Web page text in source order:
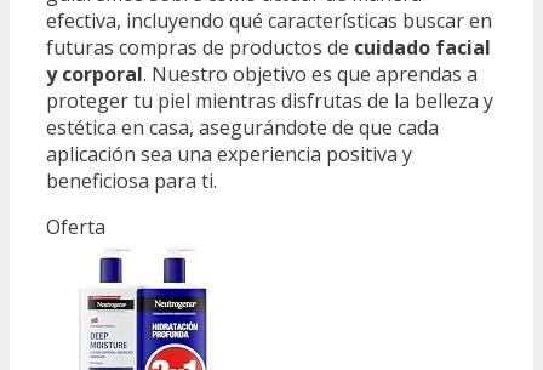
efectiva, incluyendo qué características buscar en
futuras compras de productos de cuidado facial
y corporal. Nuestro objetivo es que aprendas a
proteger tu piel mientras disfrutas de la belleza y
estética en casa, asegurándote de que cada
aplicación sea una experiencia positiva y
beneficiosa para ti.
Oferta